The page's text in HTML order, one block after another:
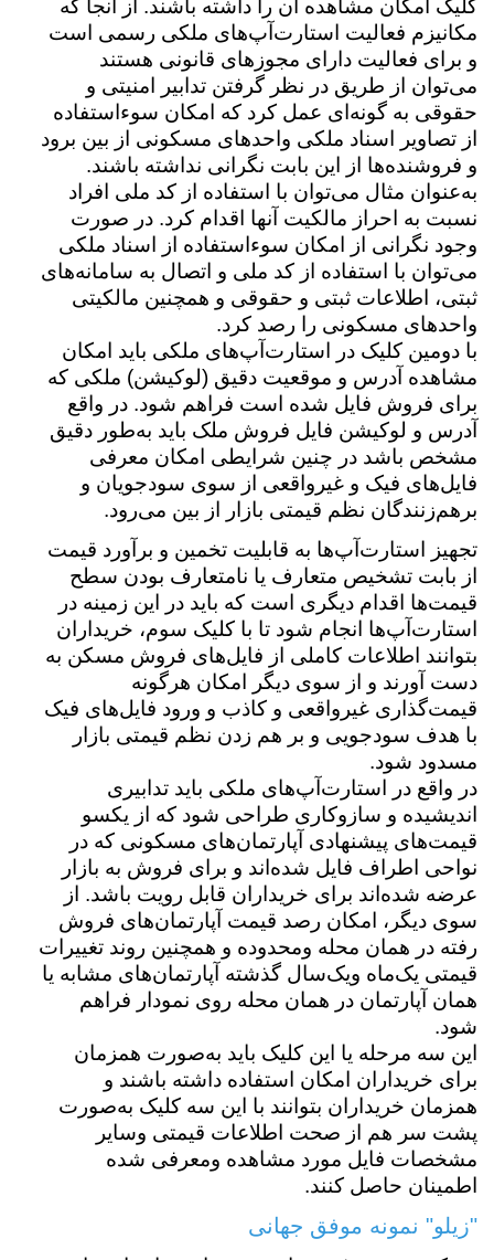
کلیک امکان مشاهده آن را داشته باشند. از آنجا که
مکانیزم فعالیت استارت‌آپ‌های ملکی رسمی است
و برای فعالیت دارای مجوزهای قانونی هستند
می‌توان از طریق در نظر گرفتن تدابیر امنیتی و
حقوقی به گونه‌ای عمل کرد که امکان سوء‌استفاده
از تصاویر اسناد ملکی واحدهای مسکونی از بین برود
و فروشنده‌ها از این بابت نگرانی نداشته باشند.
به‌عنوان مثال می‌توان با استفاده از کد ملی افراد
نسبت به احراز مالکیت آنها اقدام کرد. در صورت
وجود نگرانی از امکان سوء‌استفاده از اسناد ملکی
می‌توان با استفاده از کد ملی و اتصال به سامانه‌های
ثبتی، اطلاعات ثبتی و حقوقی و همچنین مالکیتی
واحدهای مسکونی را رصد کرد.
با دومین کلیک در استارت‌آپ‌های ملکی باید امکان
مشاهده آدرس و موقعیت دقیق (لوکیشن) ملکی که
برای فروش فایل شده است فراهم شود. در واقع
آدرس و لوکیشن فایل فروش ملک باید به‌طور دقیق
مشخص باشد در چنین شرایطی امکان معرفی
فایل‌های فیک و غیرواقعی از سوی سودجویان و
برهم‌زنندگان نظم قیمتی بازار از بین می‌رود.
تجهیز استارت‌آپ‌ها به قابلیت تخمین و برآورد قیمت
از بابت تشخیص متعارف یا نامتعارف بودن سطح
قیمت‌ها اقدام دیگری است که باید در این زمینه در
استارت‌آپ‌ها انجام شود تا با کلیک سوم، خریداران
بتوانند اطلاعات کاملی از فایل‌های فروش مسکن به
دست آورند و از سوی دیگر امکان هرگونه
قیمت‌گذاری غیرواقعی و کاذب و ورود فایل‌های فیک
با هدف سودجویی و بر هم زدن نظم قیمتی بازار
مسدود شود.
در واقع در استارت‌آپ‌های ملکی باید تدابیری
اندیشیده و سازوکاری طراحی شود که از یکسو
قیمت‌های پیشنهادی آپارتمان‌های مسکونی که در
نواحی اطراف فایل شده‌اند و برای فروش به بازار
عرضه شده‌اند برای خریداران قابل رویت باشد. از
سوی دیگر، امکان رصد قیمت آپارتمان‌های فروش
رفته در همان محله ومحدوده و همچنین روند تغییرات
قیمتی یک‌ماه ویک‌سال گذشته آپارتمان‌های مشابه یا
همان آپارتمان در همان محله روی نمودار فراهم
شود.
این سه مرحله یا این کلیک باید به‌صورت همزمان
برای خریداران امکان استفاده داشته باشند و
همزمان خریداران بتوانند با این سه کلیک به‌صورت
پشت سر هم از صحت اطلاعات قیمتی وسایر
مشخصات فایل مورد مشاهده ومعرفی شده
اطمینان حاصل کنند.
"زیلو" نمونه موفق جهانی